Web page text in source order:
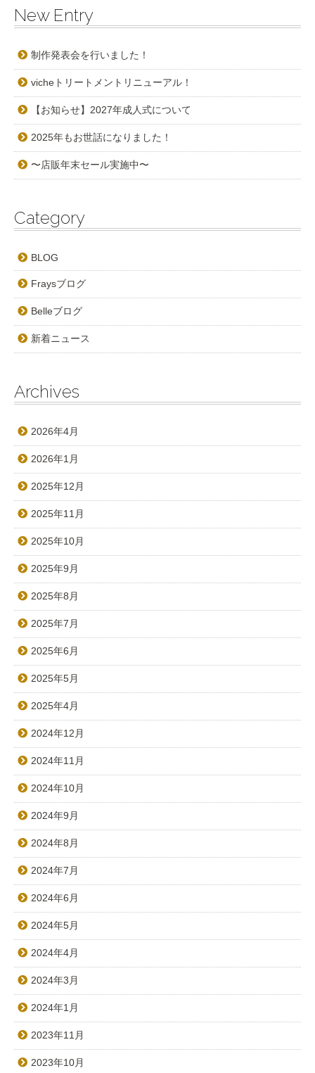
New Entry
制作発表会を行いました！
vicheトリートメントリニューアル！
【お知らせ】2027年成人式について
2025年もお世話になりました！
〜店販年末セール実施中〜
Category
BLOG
Fraysブログ
Belleブログ
新着ニュース
Archives
2026年4月
2026年1月
2025年12月
2025年11月
2025年10月
2025年9月
2025年8月
2025年7月
2025年6月
2025年5月
2025年4月
2024年12月
2024年11月
2024年10月
2024年9月
2024年8月
2024年7月
2024年6月
2024年5月
2024年4月
2024年3月
2024年1月
2023年11月
2023年10月